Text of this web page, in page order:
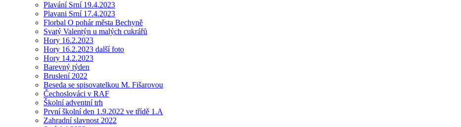
Plavání Srní 19.4.2023
Plavani Srní 17.4.2023
Florbal O pohár města Bechyně
Svatý Valentýn u malých cukrářů
Hory 16.2.2023
Hory 16.2.2023 další foto
Hory 14.2.2023
Barevný týden
Bruslení 2022
Beseda se spisovatelkou M. Fišarovou
Čechoslováci v RAF
Školní adventní trh
První školní den 1.9.2022 ve třídě 1.A
Zahradní slavnost 2022